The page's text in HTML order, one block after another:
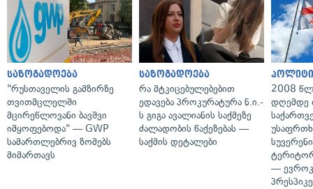
საზოგადოება
"რუსთაველის გამზირზე
თვითმცლელში
მცირეწლოვანი ბავშვი
იმყოფებოდა" — GWP
სამართლებრივ ზომებს
მიმართავს
საზოგადოება
რა მტკიცებულებებით
ედავება პროკურატურა ნ.ი.-
ს გიგა ავალიანის საქმეზე
ძალადობის წაქეზებას —
საქმის დეტალები
2008
დღემდე
—